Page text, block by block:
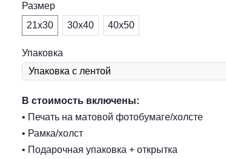
Размер
21х30
30х40 40х50
Упаковка
В стоимость включены:
• Печать на матовой фотобумаге/холсте
• Рамка/холст
• Подарочная упаковка + открытка